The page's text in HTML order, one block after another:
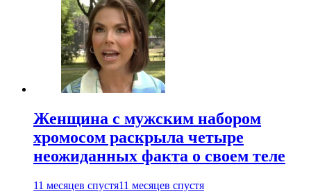
Женщина с мужским набором
хромосом раскрыла четыре
неожиданных факта о своем теле
11 месяцев спустя11 месяцев спустя